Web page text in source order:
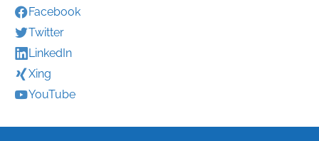
Facebook
Twitter
LinkedIn
Xing
YouTube